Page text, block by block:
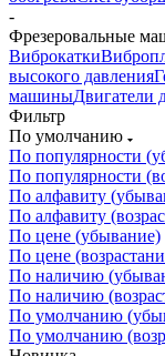
-
Фрезеровальные
Виброкатки
высокого давления
машиныДвигатели
Фильтр
По умолчанию
По популярности
По популярности
По алфавиту
По алфавиту
По цене (убывание)
По цене
По наличию
По наличию
По умолчанию
По умолчанию